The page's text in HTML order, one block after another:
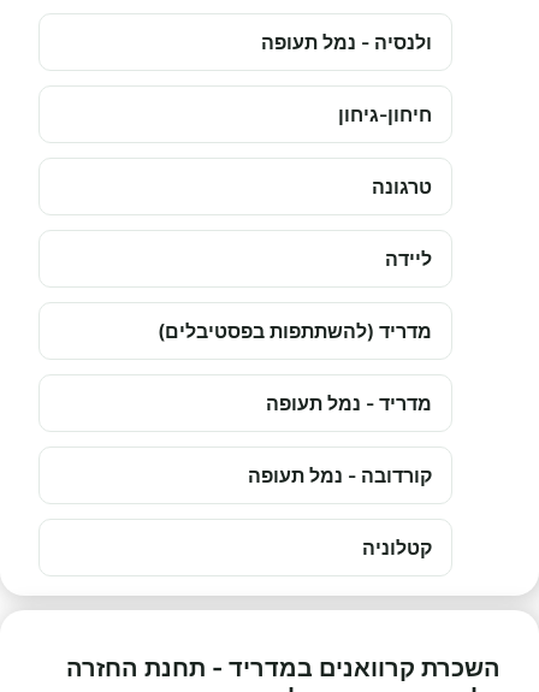
ולנסיה - נמל תעופה
חיחון-גיחון
טרגונה
ליידה
מדריד (להשתתפות בפסטיבלים)
מדריד - נמל תעופה
קורדובה - נמל תעופה
קטלוניה
השכרת קרוואנים במדריד - תחנת החזרה